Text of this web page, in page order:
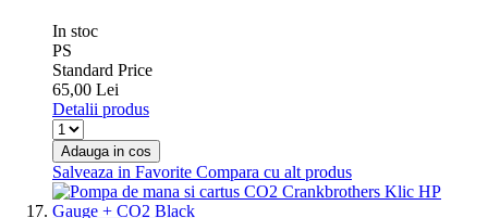
In stoc
PS
Standard Price
65,00 Lei
Detalii produs
Adauga in cos
Salveaza in Favorite Compara cu alt produs